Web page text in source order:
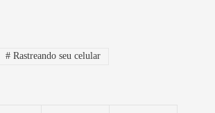
#Rastreando seu celular